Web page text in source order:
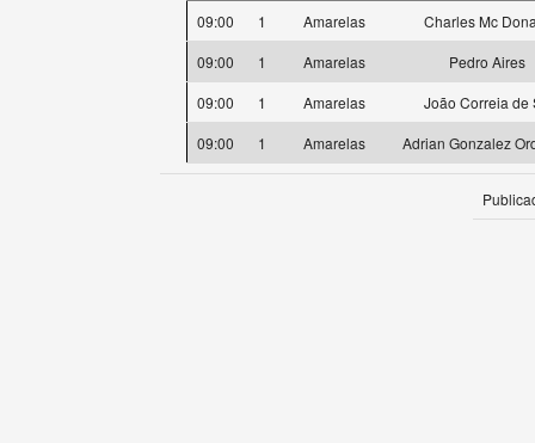
09:00 1 Amarelas
Charles Mc
09:00
1 Amarelas
Pedro Aires
09:00
1 Amarelas
João Correia de
09:00
1 Amarelas Adrian Gonzalez